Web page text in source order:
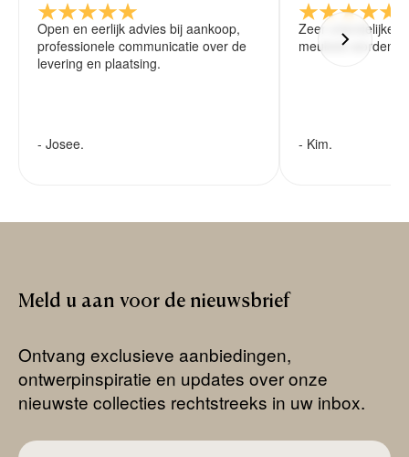
Open en eerlijk advies bij aankoop,
professionele communicatie over de
levering en plaatsing.
- Josee.
Zeer vriendelijke
meubels worden
- Kim.
Meld u aan voor de nieuwsbrief
Ontvang exclusieve aanbiedingen,
ontwerpinspiratie en updates over onze
nieuwste collecties rechtstreeks in uw inbox.